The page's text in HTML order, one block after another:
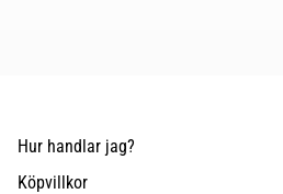
Hur handlar jag?
Köpvillkor